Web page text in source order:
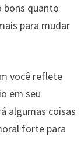
bons quanto
para mudar
você reflete
em seu
algumas coisas
forte para